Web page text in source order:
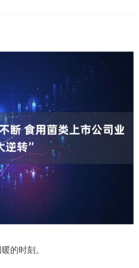
的时刻。